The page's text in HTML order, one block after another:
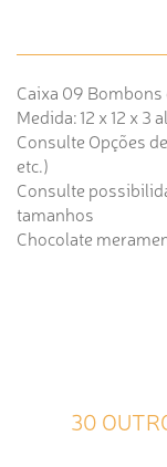
Caixa 09
Medida: 12 x 12 x 3
Consulte Opções
etc.)
Consulte
tamanhos
Chocolate
30